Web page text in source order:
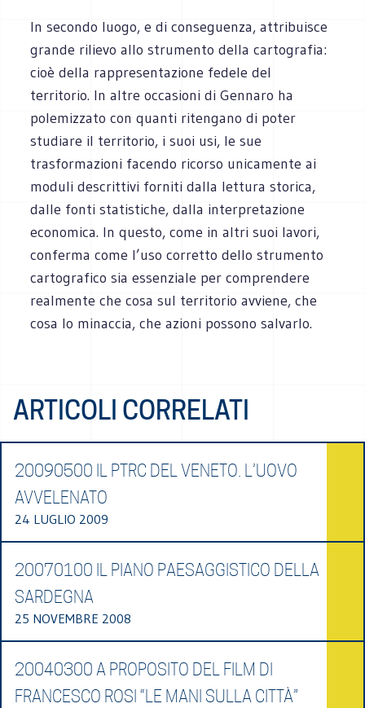
In secondo luogo, e di conseguenza, attribuisce
grande rilievo allo strumento della cartografia:
cioè della rappresentazione fedele del
territorio. In altre occasioni di Gennaro ha
polemizzato con quanti ritengano di poter
studiare il territorio, i suoi usi, le sue
trasformazioni facendo ricorso unicamente ai
moduli descrittivi forniti dalla lettura storica,
dalle fonti statistiche, dalla interpretazione
economica. In questo, come in altri suoi lavori,
conferma come l’uso corretto dello strumento
cartografico sia essenziale per comprendere
realmente che cosa sul territorio avviene, che
cosa lo minaccia, che azioni possono salvarlo.
ARTICOLI CORRELATI
20090500 IL PTRC DEL VENETO. L’UOVO
AVVELENATO
24 LUGLIO 2009
20070100 IL PIANO PAESAGGISTICO DELLA
SARDEGNA
25 NOVEMBRE 2008
20040300 A PROPOSITO DEL FILM DI
FRANCESCO ROSI “LE MANI SULLA CITTÀ”